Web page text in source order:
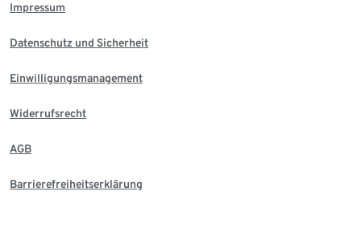
Impressum
Datenschutz und Sicherheit
Einwilligungsmanagement
Widerrufsrecht
AGB
Barrierefreiheitserklärung